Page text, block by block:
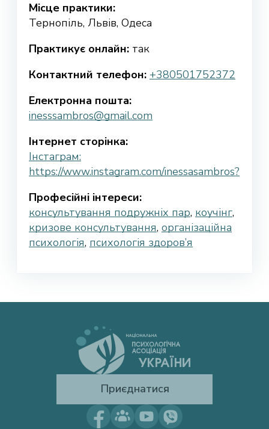
Місце практики:
Тернопіль, Львів, Одеса
Практикує онлайн: так
Контактний телефон: +380501752372
Електронна пошта:
inesssambros@gmail.com
Інтернет сторінка:
Інстаграм:
https://www.instagram.com/inessasambros?
Професійні інтереси:
консультування подружніх пар, коучінг,
кризове консультування, організаційна
психологія, психологія здоров’я
Приєднатися